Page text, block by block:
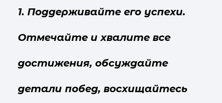
1. Поддерживайте его успехи.
Отмечайте и хвалите все
достижения, обсуждайте
детали побед, восхищайтесь